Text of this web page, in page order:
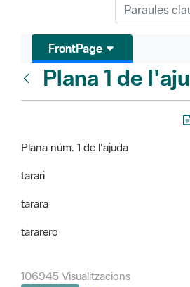
FrontPage
Plana 1 de
Plana núm. 1 de l'ajuda
tarari
tarara
tararero
106945 Visualitzacions